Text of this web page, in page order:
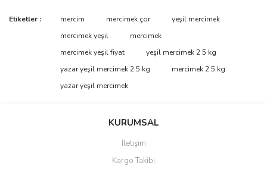
Bu ürüne ilk yorumu siz yapın!
Yorum Yaz
Bu ürünün fiyat bilgisi, resim, ürün açıklamalarında ve diğer
tarafımıza iletebilirsiniz.
Görüş ve önerileriniz için teşekkür ederiz.
Ürün resmi kalitesiz, bozuk veya görüntülenemiyor.
Bu ürüne benzer farklı alternatifler olmalı.
Etiketler : mercim mercimek çor
yeşil mercimek
mercimek yeşil
mercimek
mercimek yeşil fiyat
yeşil mercimek 2 5 kg
yazar yeşil mercimek 2.5 kg
mercimek 2 5 kg
yazar yeşil mercimek
KURUMSAL
İletişim
Kargo Takibi